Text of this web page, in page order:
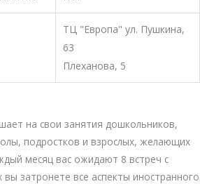
​ТЦ "Европа" ул. Пушкина,
63
Плеханова, 5
на свои занятия дошкольников,
подростков и взрослых, желающих
месяц вас ожидают 8 встреч с
затронете все аспекты иностранного